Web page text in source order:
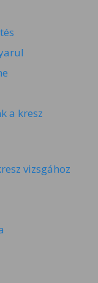
a kresz
vizsgához